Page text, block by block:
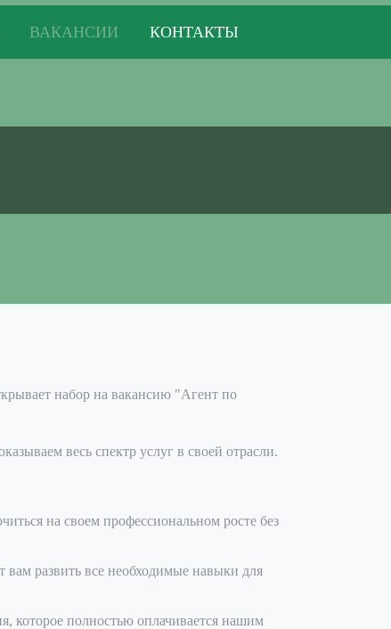
ВАКАНСИИ КОНТАКТЫ
набор на вакансию "Агент по
весь спектр услуг в своей отрасли.
на своем профессиональном росте без
развить все необходимые навыки для
которое полностью оплачивается нашим